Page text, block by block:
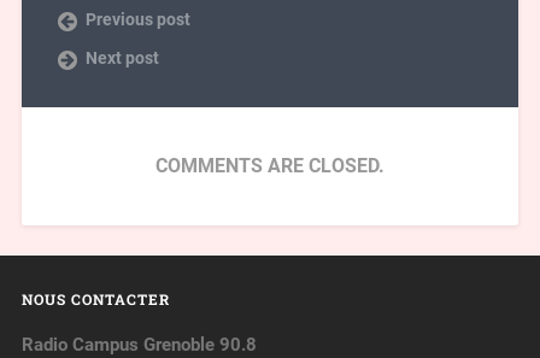
Previous post
Next post
COMMENTS ARE CLOSED.
NOUS CONTACTER
Radio Campus Grenoble 90.8